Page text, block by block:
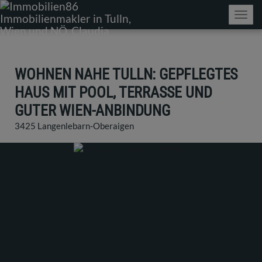
WOHNEN NAHE TULLN: GEPFLEGTES
HAUS MIT POOL, TERRASSE UND
GUTER WIEN-ANBINDUNG
3425 Langenlebarn-Oberaigen